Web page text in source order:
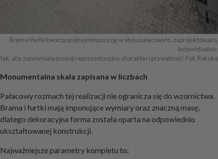
Brama i furtki tworzą spójną kompozycję w stylu pałacowym, zaprojektowaną
indywidualnie
tak, aby zapewniała posesji reprezentacyjny charakter i prywatność. Fot. Rokoko
Monumentalna skala zapisana w liczbach
Pałacowy rozmach tej realizacji nie ogranicza się do wzornictwa.
Brama i furtki mają imponujące wymiary oraz znaczną masę,
dlatego dekoracyjna forma została oparta na odpowiednio
ukształtowanej konstrukcji.
Najważniejsze parametry kompletu to: